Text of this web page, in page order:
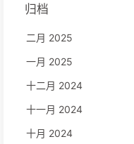
归档
二月 2025
一月 2025
十二月 2024
十一月 2024
十月 2024